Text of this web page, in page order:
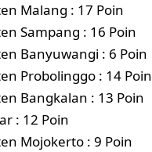
Malang : 17 Poin
Sampang : 16 Poin
Banyuwangi : 6 Poin
Probolinggo : 14 Poin
Bangkalan : 13 Poin
: 12 Poin
Mojokerto : 9 Poin